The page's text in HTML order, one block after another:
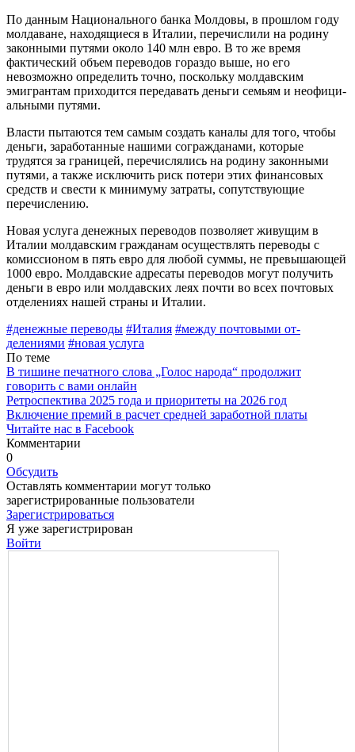
По данным Национального банка Молдовы, в прошлом году
молдаване, находящиеся в Италии, перечислили на родину
законными путями около 140 млн евро. В то же время
фактический объем переводов гораздо выше, но его
невозможно опре­делить точно, поскольку молдавским
эмигрантам приходится передавать деньги семьям и неофици­
альными путями.
Власти пытаются тем самым создать каналы для того, чтобы
деньги, заработанные нашими согражданами, которые
трудятся за границей, перечислялись на родину законными
путями, а также исключить риск потери этих финансовых
средств и свести к минимуму затраты, сопутству­ющие
перечислению.
Новая услуга денежных переводов позволяет живущим в
Италии молдавским гражданам осу­ществлять переводы с
комиссионом в пять евро для любой суммы, не превышающей
1000 евро. Молдавские адресаты переводов могут получить
деньги в евро или молдавских леях почти во всех почтовых
отделениях нашей страны и Италии.
#денежные переводы #Италия #между почтовыми от­
делениями #новая услуга
По теме
В тишине печатного слова „Голос народа“ продолжит
говорить с вами онлайн
Ретроспектива 2025 года и приоритеты на 2026 год
Включение премий в расчет средней заработной платы
Читайте нас в Facebook
Комментарии
0
Обсудить
Оставлять комментарии могут только
зарегистрированные пользователи
Зарегистрироваться
Я уже зарегистрирован
Войти